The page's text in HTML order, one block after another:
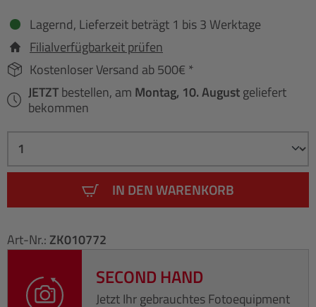
Lagernd, Lieferzeit beträgt 1 bis 3 Werktage
Filialverfügbarkeit prüfen
Kostenloser Versand ab 500€ *
JETZTbestellen, am Montag, 10. Augustgeliefert
bekommen
IN DEN WARENKORB
Art-Nr.: ZK010772
SECOND HAND
Jetzt Ihr gebrauchtes Fotoequipment